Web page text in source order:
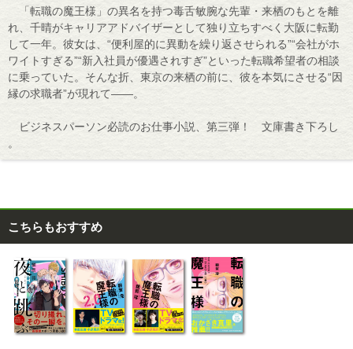
「転職の魔王様」の異名を持つ毒舌敏腕な先輩・来栖のもとを離
れ、千晴がキャリアアドバイザーとして独り立ちすべく大阪に転勤
して一年。彼女は、“便利屋的に異動を繰り返させられる”“会社がホ
ワイトすぎる”“新入社員が優遇されすぎ”といった転職希望者の相談
に乗っていた。そんな折、東京の来栖の前に、彼を本気にさせる“因
縁の求職者”が現れて――。
ビジネスパーソン必読のお仕事小説、第三弾！ 文庫書き下ろし
。
こちらもおすすめ